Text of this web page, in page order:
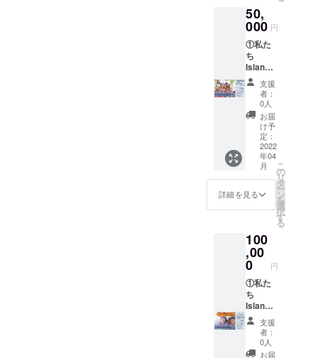
現地の
子ども
たちの
写真が
18枚
入った
オリジ
ナル
フォト
ブック
です
きます
※ビデオ
メッ
セージ
の提供
方法に
ついて
頂いた
メール
アドレ
スに、
お礼の
メール
ととも
に送付
いただ
きます
ステッ
カー］
縦
70mm×
横幅
70mm
で
Island
のチー
ムロゴ
が入っ
トワー
ク）の
代表で
ある池
頭様に
よる講
演会に
ご招待
します
（メー
ルアド
レスを
記載頂
きメー
ルにて
日程等
詳しい
ま
す。）
⑥Islan
dのホー
ムペー
ジと活
動報告
のメー
ルにご
自身の
名前の
のメッ
セージ
付き
カード
④Islan
dのチー
ムロゴ
の入っ
たオリ
ジナル
ステッ
カーを
差し上
げます
⑤景品
全て
(ボール
プ、
フォト
ブック)
を差し
上げま
す ⑥文
化教育
交流会
(CEC
ジャパ
ンネッ
50,
000 円
①私た
ち
Island
から心
よりお
礼の
メール
②現地
の子ど
もたち
からの
ビデオ
メッ
セージ
③私た
ちから
のメッ
セージ
付き
カード
④Islan
dのチー
ムロゴ
の入っ
たオリ
ジナル
ステッ
支援
者：
0人
お届
け予
定：
2022
年04
月
詳細を見る
こ
の
リ
タ
ー
ン
を
選
択
す
る
100
,00
0 円
①私た
ち
Island
から心
よりお
礼の
メール
支援
者：
0人
お届